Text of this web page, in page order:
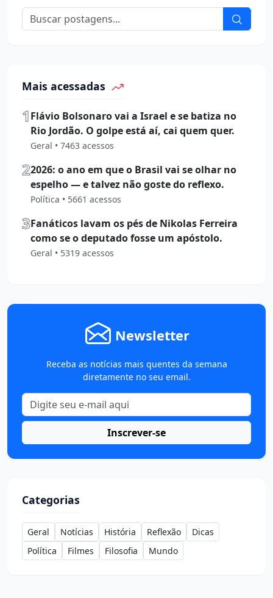
Mais acessadas
1Flávio Bolsonaro vai a Israel e se batiza no
Rio Jordão. O golpe está aí, cai quem quer.
Geral • 7463 acessos
22026: o ano em que o Brasil vai se olhar no
espelho — e talvez não goste do reflexo.
Política • 5661 acessos
3Fanáticos lavam os pés de Nikolas Ferreira
como se o deputado fosse um apóstolo.
Geral • 5319 acessos
Newsletter
Receba as notícias mais quentes da semana
diretamente no seu email.
Inscrever-se
Categorias
Geral Notícias História Reflexão
Dicas
Política
Filmes Filosofia Mundo